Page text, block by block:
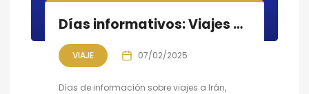
Días informativos: Viajes a IRÁN, UZBEKISTÁN, ARMENIA, GEORGIA, AZERBAIYÁN
VIAJE 07/02/2025
Días de información sobre viajes a Irán,